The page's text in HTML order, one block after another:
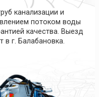
канализации и
потоком воды
качества. Выезд
в г. Балабановка.